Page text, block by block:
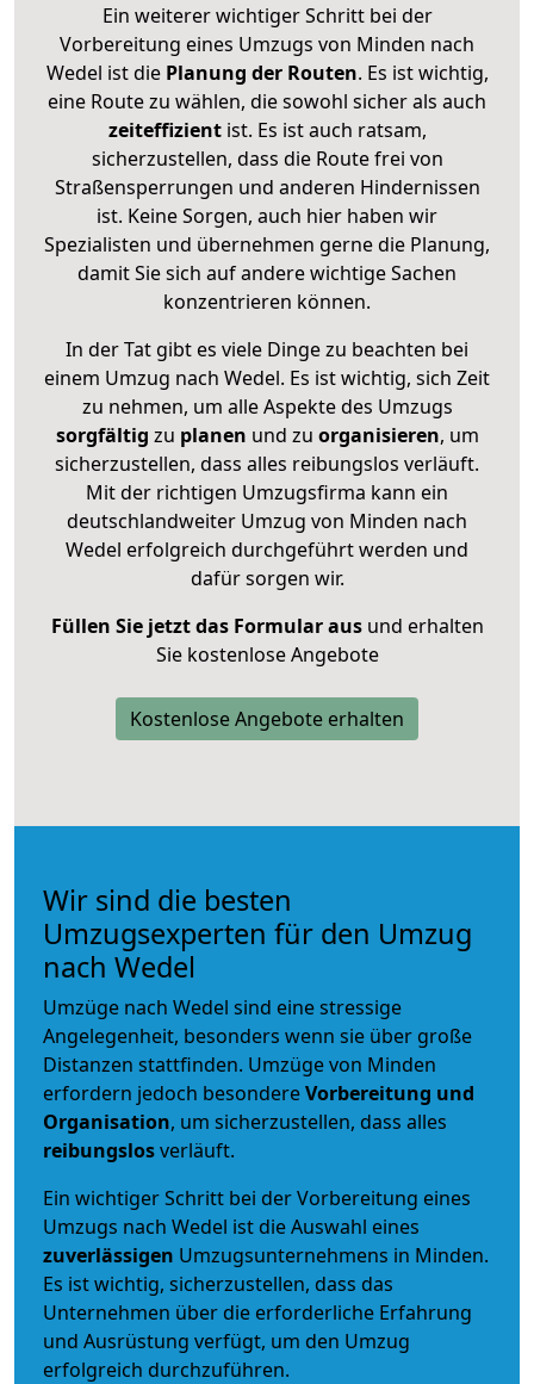
Ein weiterer wichtiger Schritt bei der
Vorbereitung eines Umzugs von Minden nach
Wedel ist diePlanung der Routen. Es ist wichtig,
eine Route zu wählen, die sowohl sicher als auch
zeiteffizientist. Es ist auch ratsam,
sicherzustellen, dass die Route frei von
Straßensperrungen und anderen Hindernissen
ist. Keine Sorgen, auch hier haben wir
Spezialisten und übernehmen gerne die Planung,
damit Sie sich auf andere wichtige Sachen
konzentrieren können.
In der Tat gibt es viele Dinge zu beachten bei
einem Umzug nach Wedel. Es ist wichtig, sich Zeit
zu nehmen, um alle Aspekte des Umzugs
sorgfältig zu planen und zu organisieren, um
sicherzustellen, dass alles reibungslos verläuft.
Mit der richtigen Umzugsfirma kann ein
deutschlandweiter Umzug von Minden nach
Wedel erfolgreich durchgeführt werden und
dafür sorgen wir.
Füllen Sie jetzt das Formular ausund erhalten
Sie kostenlose Angebote
Kostenlose Angebote erhalten
Wir sind die besten
Umzugsexperten für den Umzug
nach Wedel
Umzüge nach Wedel sind eine stressige
Angelegenheit, besonders wenn sie über große
Distanzen stattfinden. Umzüge von Minden
erfordern jedoch besondereVorbereitung und
Organisation, um sicherzustellen, dass alles
reibungslosverläuft.
Ein wichtiger Schritt bei der Vorbereitung eines
Umzugs nach Wedel ist die Auswahl eines
zuverlässigen Umzugsunternehmens in Minden.
Es ist wichtig, sicherzustellen, dass das
Unternehmen über die erforderliche Erfahrung
und Ausrüstung verfügt, um den Umzug
erfolgreich durchzuführen.